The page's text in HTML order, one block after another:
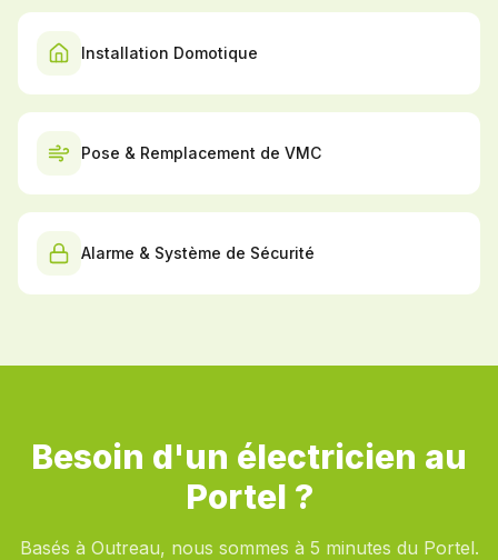
Installation Domotique
Pose & Remplacement de VMC
Alarme & Système de Sécurité
Besoin d'un électricien au
Portel ?
Basés à Outreau, nous sommes à 5 minutes du Portel.